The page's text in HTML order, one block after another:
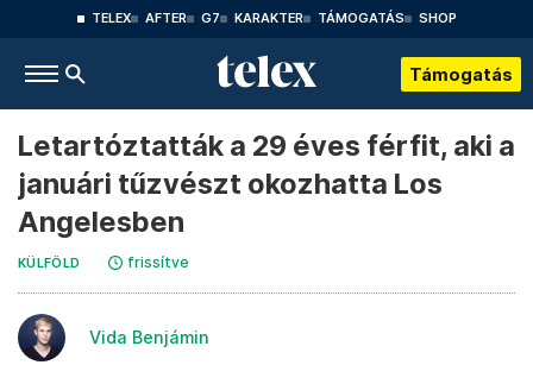
TELEX AFTER G7 KARAKTER TÁMOGATÁS SHOP
Támogatás
Letartóztatták a 29 éves férfit, aki a
januári tűzvészt okozhatta Los
Angelesben
KÜLFÖLD frissítve
Vida Benjámin